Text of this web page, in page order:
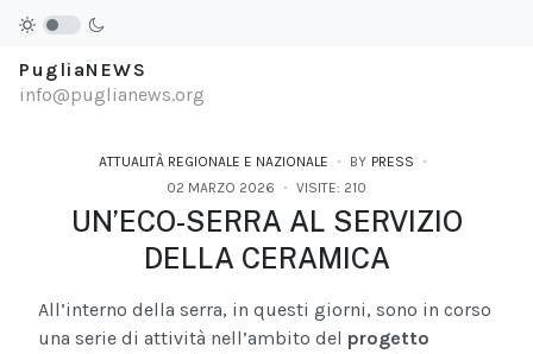
PugliaNEWS
info@puglianews.org
ATTUALITÀ REGIONALE E NAZIONALE BY PRESS
02 MARZO 2026
VISITE: 210
UN’ECO-SERRA AL SERVIZIO
DELLA CERAMICA
All’interno della serra, in questi giorni, sono in corso
una serie di attività nell’ambito del progetto